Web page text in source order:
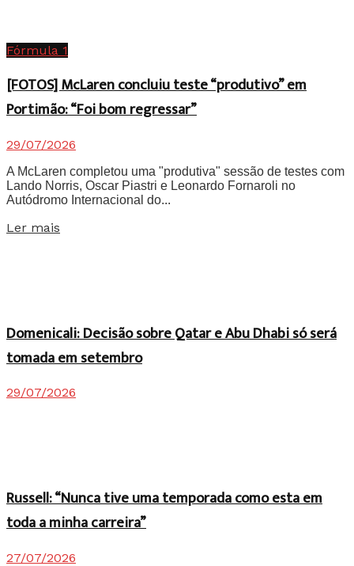
Fórmula 1
[FOTOS] McLaren concluiu teste “produtivo” em
Portimão: “Foi bom regressar”
29/07/2026
A McLaren completou uma "produtiva" sessão de testes com
Lando Norris, Oscar Piastri e Leonardo Fornaroli no
Autódromo Internacional do...
Ler mais
Domenicali: Decisão sobre Qatar e Abu Dhabi só será
tomada em setembro
29/07/2026
Russell: “Nunca tive uma temporada como esta em
toda a minha carreira”
27/07/2026